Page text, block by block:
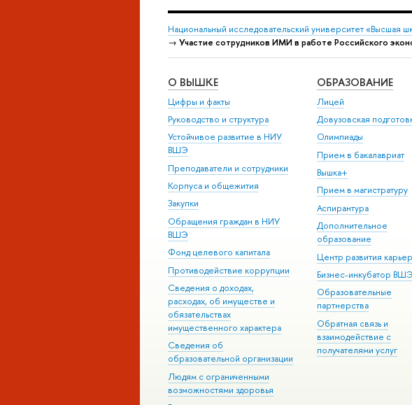
Национальный исследовательский университет «Высшая
→ Участие сотрудников ИМИ в работе Российского
О ВЫШКЕ
Цифры и факты
Руководство и структура
Устойчивое развитие в НИУ
ВШЭ
Преподаватели и сотрудники
Корпуса и общежития
Закупки
Обращения граждан в НИУ
ВШЭ
Фонд целевого капитала
Противодействие коррупции
Сведения о доходах,
расходах, об имуществе и
обязательствах
имущественного характера
Сведения об
образовательной организации
Людям с ограниченными
возможностями здоровья
ОБРАЗОВАНИЕ
Лицей
Довузовская
Олимпиады
Прием в бакалавриат
Вышка+
Прием в магистратуру
Аспирантура
Дополнительное
образование
Центр развития
Бизнес-инкубатор ВШЭ
Образовательные
партнерства
Обратная связь и
взаимодействие с
получателями услуг